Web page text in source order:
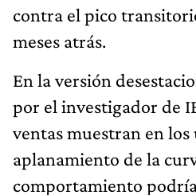
contra el pico
meses atrás.
En la versión
por el investigador de
ventas muestran en los
aplanamiento de la
comportamiento